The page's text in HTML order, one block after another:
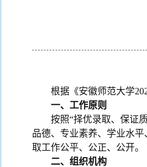
根据《安徽师范大学
一、工作原则
按照“择优录取、保证
品德、专业素养、学业水
取工作公平、公正、公开。
二、组织机构